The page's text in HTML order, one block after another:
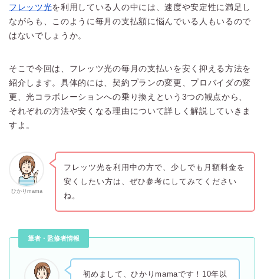
フレッツ光を利用している人の中には、速度や安定性に満足し
ながらも、このように毎月の支払額に悩んでいる人もいるので
はないでしょうか。
そこで今回は、フレッツ光の毎月の支払いを安く抑える方法を
紹介します。具体的には、契約プランの変更、プロバイダの変
更、光コラボレーションへの乗り換えという3つの観点から、
それぞれの方法や安くなる理由について詳しく解説していきま
すよ。
ひかりmama
フレッツ光を利用中の方で、少しでも月額料金を
安くしたい方は、ぜひ参考にしてみてください
ね。
筆者・監修者情報
初めまして、ひかりmamaです！10年以